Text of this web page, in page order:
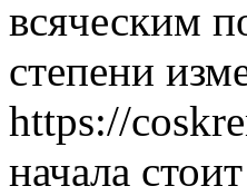
всяческим
степени
https://
начала